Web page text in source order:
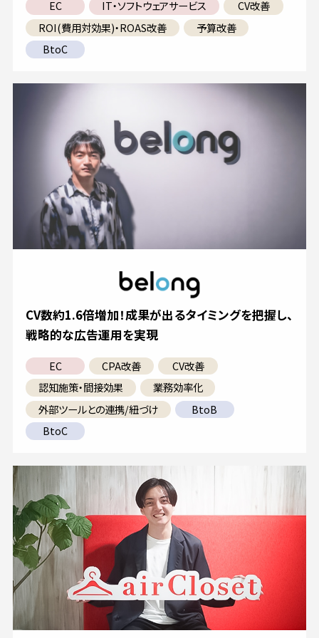
EC IT・ソフトウェアサービス
CV改善
ROI(費用対効果)・ROAS改善
予算改善
BtoC
CV数約1.6倍増加！成果が出るタイミングを把握し、
戦略的な広告運用を実現
EC CPA改善
CV改善
認知施策・間接効果
業務効率化
外部ツールとの連携/紐づけ
BtoB
BtoC